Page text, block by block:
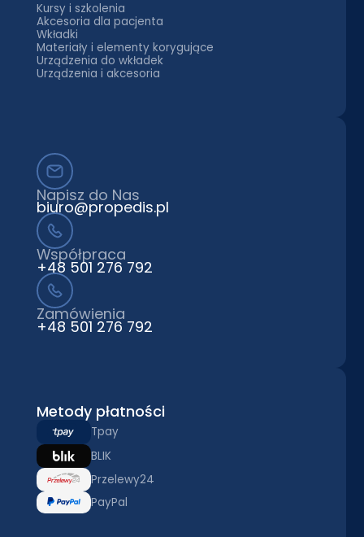
Kursy i szkolenia
Akcesoria dla pacjenta
Wkładki
Materiały i elementy korygujące
Urządzenia do wkładek
Urządzenia i akcesoria
Napisz do Nas
biuro@propedis.pl
Współpraca
+48 501 276 792
Zamówienia
+48 501 276 792
Metody płatności
Tpay
BLIK
Przelewy24
PayPal